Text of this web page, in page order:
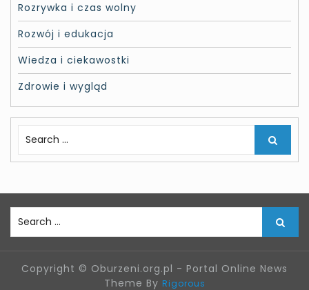
Rozrywka i czas wolny
Rozwój i edukacja
Wiedza i ciekawostki
Zdrowie i wygląd
a
c
h
f
o
Copyright © Oburzeni.org.pl - Portal Online News
Theme By Rigorous